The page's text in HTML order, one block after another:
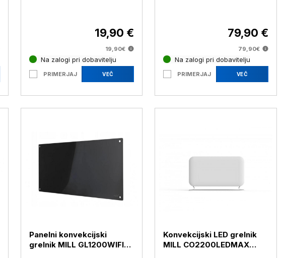
19,90 €
19,90€
Na zalogi pri dobavitelju
PRIMERJAJ VEČ
79,90 €
79,90€
Na zalogi pri dobavitelju
PRIMERJAJ VEČ
Panelni konvekcijski
grelnik MILL GL1200WIFI3B
Konvekcijski LED grelnik
MILL CO2200LEDMAX